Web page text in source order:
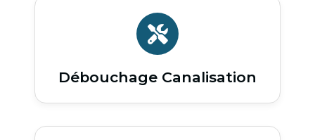
Débouchage Canalisation